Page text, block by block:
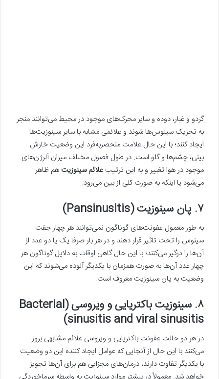
گرد‌و و غبار، دوده و سایر محرک‌های موجود در محیط می‌توانند منجر
به تحریک سینوس‌ها شوند و علائمی مشابه با سایر سینوزیت‌ها
ایجاد کنند؛ با این حال علامت منحصربه‌فرد این وضعیت خارش
بینی، چشم‌ها و گلو است. در طول فصول مختلف میزان آلرژن‌های
موجود در هوا تغییر و به این ترتیب علائم سینوزیت هم ظاهر
می‌شود یا اینکه به صورت کلی از بین می‌رود.
۷. پان سینوزیت (Pansinusitis)
به طور معمول عفونت‌های گوناگون نمی‌توانند هر چهار جفت
سینوس را تحت تاثیر قرار دهند و در هر بار صرفا یک یا دو عدد از
آن‌ها را درگیر می‌کنند؛ با این حال گاهی اوقات به دلایل گوناگون هر
چهار عدد آن‌ها به صورت همزمان با یکدیگر آلوده می‌شوند که این
وضعیت به پان سینوزیت معروف است.
۸. سینوزیت باکتریایی و ویروسی (Bacterial
sinusitis and viral sinusitis)
در هر دو حالت عفونت باکتریایی و ویروسی علائم مشابهی بروز
می‌کنند با این حال از آنجایی که عوامل ایجاد کننده این دو وضعیت
با یکدیگر تفاوت دارند، درمان‌های مجزایی هم برای آن‌ها تجویز